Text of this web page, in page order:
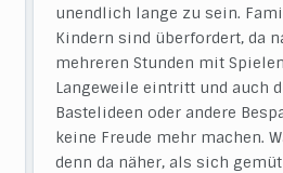
unendlich lange zu sein.
Kindern sind überfordert, da
mehreren Stunden mit
Langeweile eintritt und auch
Bastelideen oder andere
keine Freude mehr machen.
denn da näher, als sich